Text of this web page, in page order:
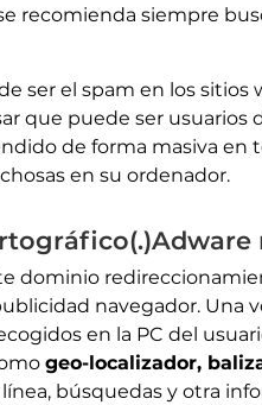
recomienda siempre
ser el spam en los sitios
que puede ser
de forma masiva en
en su ordenador.
dominio
navegador. Una
en la PC del
geo-localizador,
búsquedas y otra